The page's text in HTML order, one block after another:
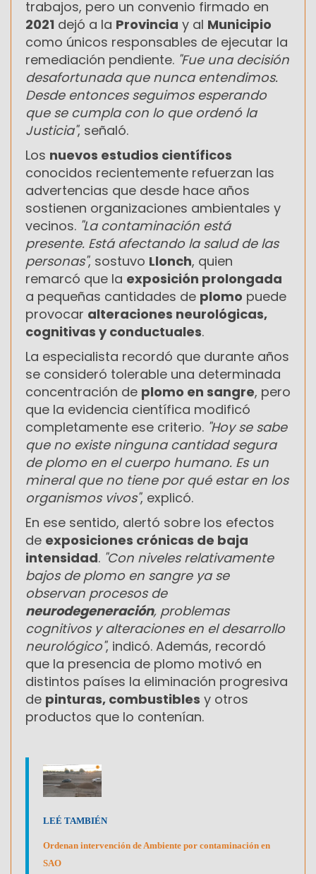
trabajos, pero un convenio firmado en
2021 dejó a la Provincia y al Municipio
como únicos responsables de ejecutar la
remediación pendiente. "Fue una decisión
desafortunada que nunca entendimos.
Desde entonces seguimos esperando
que se cumpla con lo que ordenó la
Justicia", señaló.
Los nuevos estudios científicos
conocidos recientemente refuerzan las
advertencias que desde hace años
sostienen organizaciones ambientales y
vecinos. "La contaminación está
presente. Está afectando la salud de las
personas", sostuvo Llonch, quien
remarcó que la exposición prolongada
a pequeñas cantidades de plomo puede
provocar alteraciones neurológicas,
cognitivas y conductuales.
La especialista recordó que durante años
se consideró tolerable una determinada
concentración de plomo en sangre, pero
que la evidencia científica modificó
completamente ese criterio. "Hoy se sabe
que no existe ninguna cantidad segura
de plomo en el cuerpo humano. Es un
mineral que no tiene por qué estar en los
organismos vivos", explicó.
En ese sentido, alertó sobre los efectos
de exposiciones crónicas de baja
intensidad. "Con niveles relativamente
bajos de plomo en sangre ya se
observan procesos de
neurodegeneración, problemas
cognitivos y alteraciones en el desarrollo
neurológico", indicó. Además, recordó
que la presencia de plomo motivó en
distintos países la eliminación progresiva
de pinturas, combustibles y otros
productos que lo contenían.
LEÉ TAMBIÉN
Ordenan intervención de Ambiente por contaminación en
SAO